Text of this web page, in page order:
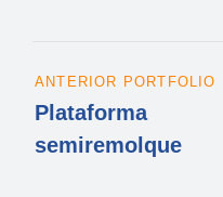
ANTERIOR PORTFOLIO
Plataforma
semiremolque